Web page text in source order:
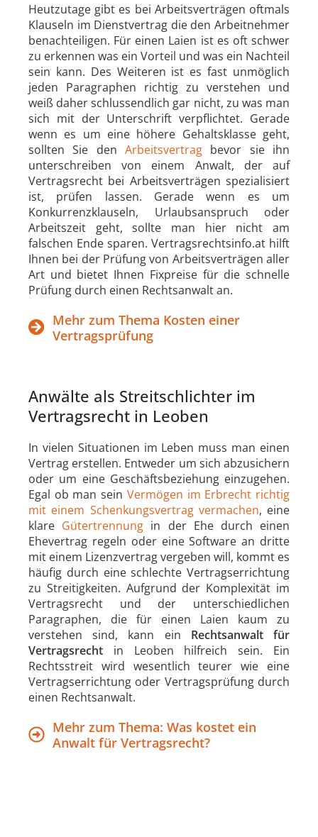
Heutzutage gibt es bei Arbeitsverträgen oftmals
Klauseln im Dienstvertrag die den Arbeitnehmer
benachteiligen. Für einen Laien ist es oft schwer
zu erkennen was ein Vorteil und was ein Nachteil
sein kann. Des Weiteren ist es fast unmöglich
jeden Paragraphen richtig zu verstehen und
weiß daher schlussendlich gar nicht, zu was man
sich mit der Unterschrift verpflichtet. Gerade
wenn es um eine höhere Gehaltsklasse geht,
sollten Sie den Arbeitsvertrag bevor sie ihn
unterschreiben von einem Anwalt, der auf
Vertragsrecht bei Arbeitsverträgen spezialisiert
ist, prüfen lassen. Gerade wenn es um
Konkurrenzklauseln, Urlaubsanspruch oder
Arbeitszeit geht, sollte man hier nicht am
falschen Ende sparen. Vertragsrechtsinfo.at hilft
Ihnen bei der Prüfung von Arbeitsverträgen aller
Art und bietet Ihnen Fixpreise für die schnelle
Prüfung durch einen Rechtsanwalt an.
Mehr zum Thema Kosten einer
Vertragsprüfung
Anwälte als Streitschlichter im
Vertragsrecht in Leoben
In vielen Situationen im Leben muss man einen
Vertrag erstellen. Entweder um sich abzusichern
oder um eine Geschäftsbeziehung einzugehen.
Egal ob man sein Vermögen im Erbrecht richtig
mit einem Schenkungsvertrag vermachen, eine
klare Gütertrennung in der Ehe durch einen
Ehevertrag regeln oder eine Software an dritte
mit einem Lizenzvertrag vergeben will, kommt es
häufig durch eine schlechte Vertragserrichtung
zu Streitigkeiten. Aufgrund der Komplexität im
Vertragsrecht und der unterschiedlichen
Paragraphen, die für einen Laien kaum zu
verstehen sind, kann ein Rechtsanwalt für
Vertragsrecht in Leoben hilfreich sein. Ein
Rechtsstreit wird wesentlich teurer wie eine
Vertragserrichtung oder Vertragsprüfung durch
einen Rechtsanwalt.
Mehr zum Thema: Was kostet ein
Anwalt für Vertragsrecht?